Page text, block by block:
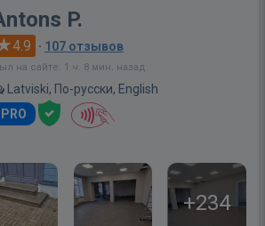
P.
4.9 · 107 отзывов
на сайте: 1 ч. 8 мин. назад
Latviski, По-русски, English
PRO
+234